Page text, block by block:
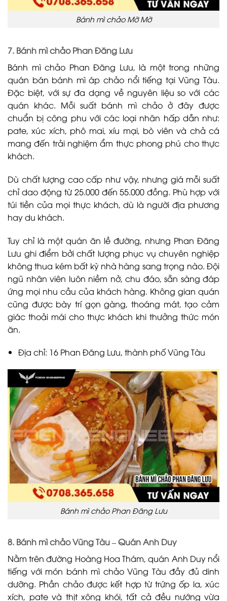
Bánh mì chảo Mỡ Mỡ
7. Bánh mì chảo Phan Đăng Lưu
Bánh mì chảo Phan Đăng Lưu, là một trong những
quán bán bánh mì áp chảo nổi tiếng tại Vũng Tàu.
Đặc biệt, với sự đa dạng về nguyên liệu so với các
quán khác. Mỗi suất bánh mì chảo ở đây được
chuẩn bị công phu với các loại nhân hấp dẫn như:
pate, xúc xích, phô mai, xíu mại, bò viên và chả cá
mang đến trải nghiệm ẩm thực phong phú cho thực
khách.
Dù chất lượng cao cấp như vậy, nhưng giá mỗi suất
chỉ dao động từ 25.000 đến 55.000 đồng. Phù hợp với
túi tiền của mọi thực khách, dù là người địa phương
hay du khách.
Tuy chỉ là một quán ăn lề đường, nhưng Phan Đăng
Lưu ghi điểm bởi chất lượng phục vụ chuyên nghiệp
không thua kém bất kỳ nhà hàng sang trọng nào. Đội
ngũ nhân viên luôn niềm nở, chu đáo, sẵn sàng đáp
ứng mọi nhu cầu của khách hàng. Không gian quán
cũng được bày trí gọn gàng, thoáng mát, tạo cảm
giác thoải mái cho thực khách khi thưởng thức món
ăn.
Địa chỉ: 16 Phan Đăng Lưu, thành phố Vũng Tàu
Bánh mì chảo Phan Đăng Lưu
8. Bánh mì chảo Vũng Tàu – Quán Anh Duy
Nằm trên đường Hoàng Hoa Thám, quán Anh Duy nổi
tiếng với món bánh mì chảo Vũng Tàu đầy đủ dinh
dưỡng. Phần chảo được kết hợp từ trứng ốp la, xúc
xích, pate và thịt xông khói, tất cả đều nướng vừa